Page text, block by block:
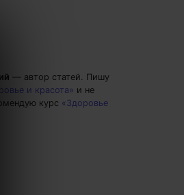
— автор статей. Пишу
и красота» и не
курс «Здоровье